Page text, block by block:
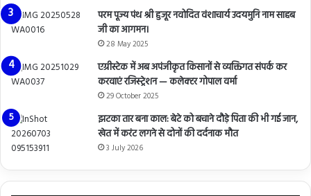
परम पूज्य पंथ श्री हुजूर नवोदित वंशाचार्य उदयमुनि नाम साहब
जी का आगमन।
28 May 2025
एग्रीस्टेक में अब अपंजीकृत किसानों से व्यक्तिगत संपर्क कर
करवाएं रजिस्ट्रेशन — कलेक्टर गोपाल वर्मा
29 October 2025
झटका तार बना काल: बेटे को बचाने दौड़े पिता की भी गई जान,
खेत में करंट लगने से दोनों की दर्दनाक मौत
3 July 2026